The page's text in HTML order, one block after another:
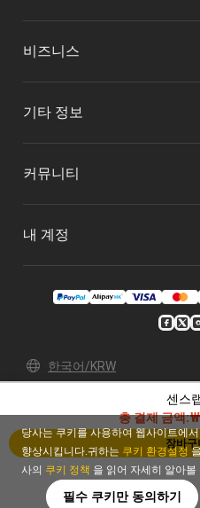
센스
총 결제 금액:
장바구
비즈니스
기타 정보
커뮤니티
내 계정
한국어/KRW
이용
© 2026 Xencelabs
당사는 쿠키를 사용하여 웹사이트에
향상시킵니다.귀하는 쿠키 환경설정
사의 쿠키 정책 을 읽어 자세히 알아볼
필수 쿠키만 동의하기